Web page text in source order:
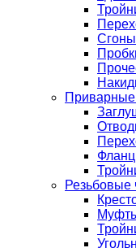
Резьбовые